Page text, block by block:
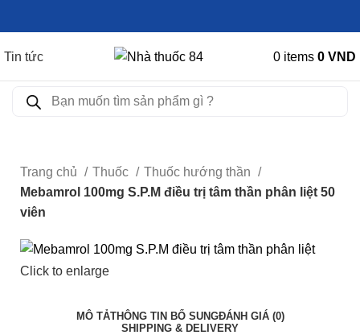
Tin tức 0 items 0 VND
Trang chủ Thuốc
Thuốc hướng thần
Mebamrol 100mg S.P.M điều trị tâm thần phân liệt 50
viên
Click to enlarge
MÔ TẢTHÔNG TIN BỔ SUNGĐÁNH GIÁ (0)
SHIPPING & DELIVERY